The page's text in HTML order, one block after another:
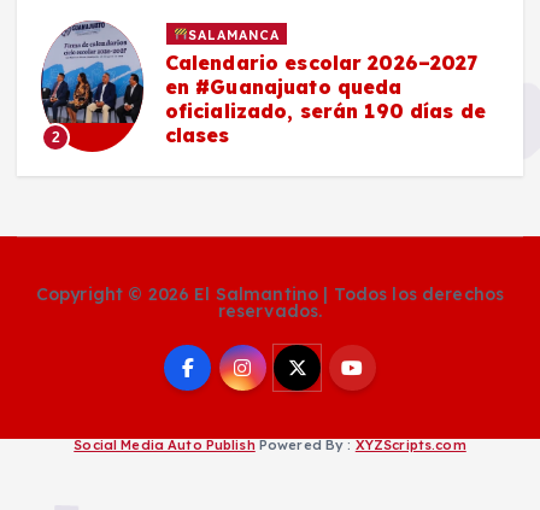
2
SALAMANCA
Calendario escolar 2026–2027
en #Guanajuato queda
oficializado, serán 190 días de
clases
Copyright © 2026 El Salmantino | Todos los derechos
reservados.
Social Media Auto Publish Powered By : XYZScripts.com